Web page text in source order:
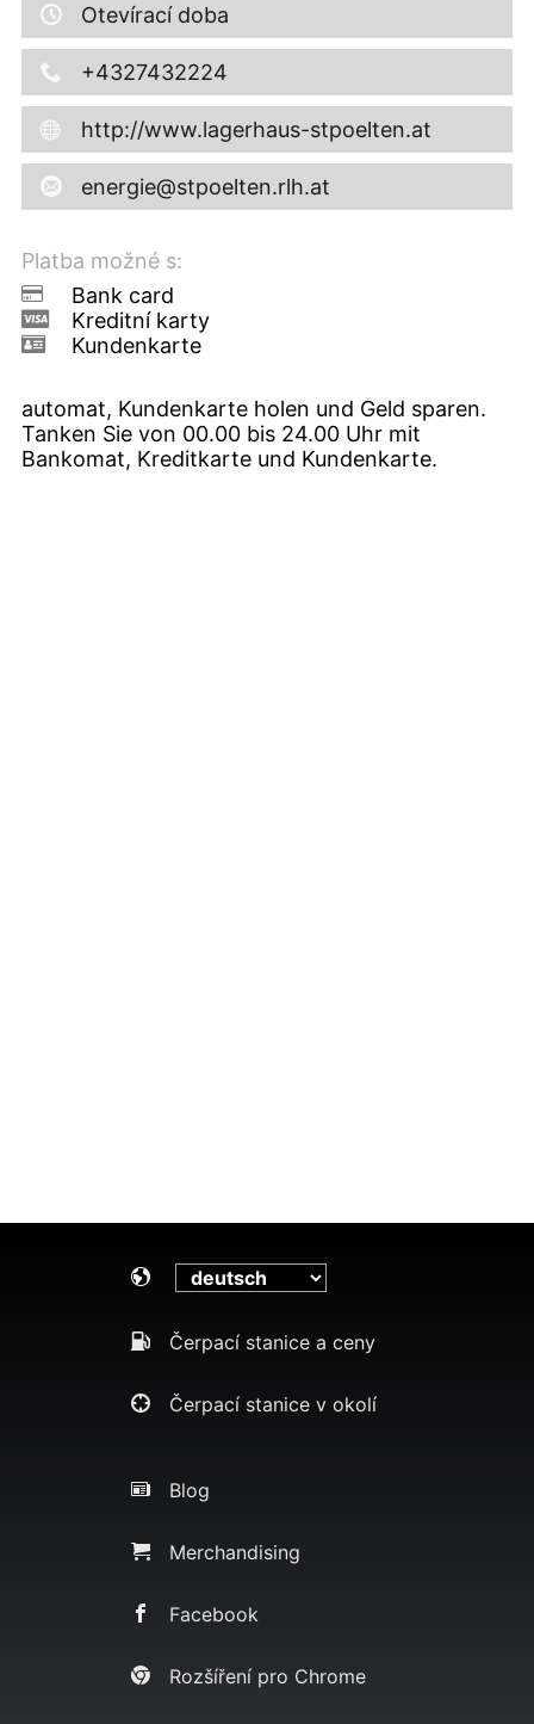
Otevírací doba
+4327432224
http://www.lagerhaus-stpoelten.at
energie@stpoelten.rlh.at
Platba možné s:
Bank card
Kreditní karty
Kundenkarte
automat, Kundenkarte holen und Geld sparen.
Tanken Sie von 00.00 bis 24.00 Uhr mit
Bankomat, Kreditkarte und Kundenkarte.
Čerpací stanice a ceny
Čerpací stanice v okolí
Blog
Merchandising
Facebook
Rozšíření pro Chrome